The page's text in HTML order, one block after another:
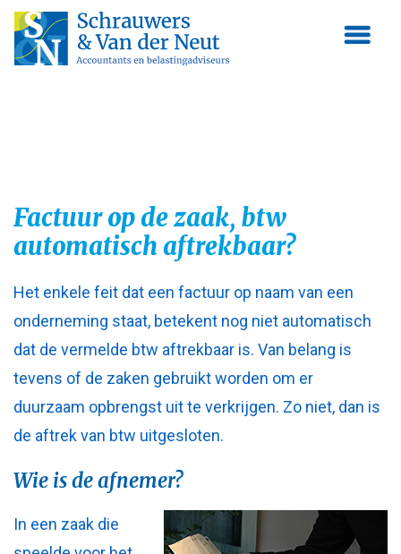
Factuur op de zaak, btw
automatisch aftrekbaar?
Het enkele feit dat een factuur op naam van een
onderneming staat, betekent nog niet automatisch
dat de vermelde btw aftrekbaar is. Van belang is
tevens of de zaken gebruikt worden om er
duurzaam opbrengst uit te verkrijgen. Zo niet, dan is
de aftrek van btw uitgesloten.
Wie is de afnemer?
In een zaak die